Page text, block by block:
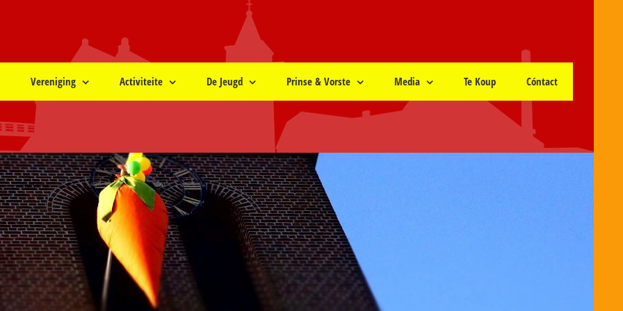
Vereniging Activiteite De Jeugd Prinse & Vorste Media Te Koup Cóntact